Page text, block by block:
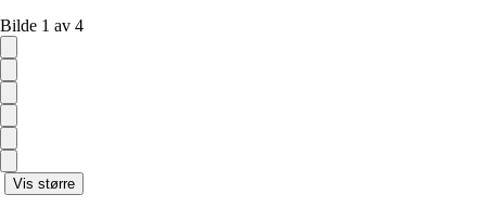
Bilde 1 av 4
Vis større